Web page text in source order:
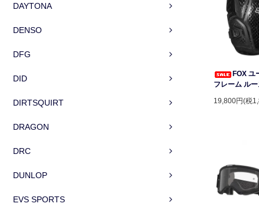
DAYTONA
DENSO
DFG
DID
DIRTSQUIRT
DRAGON
DRC
DUNLOP
EVS SPORTS
FOX ユ
フレーム ルー
19,800円(税